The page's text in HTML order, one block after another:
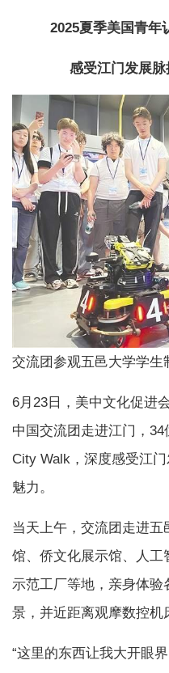
2025夏季美国青年
感受江门发展
交流团参观五邑大学学生
6月23日，美中文化促进
中国交流团走进江门，
City Walk，深度感受江
魅力。
当天上午，交流团走进
馆、侨文化展示馆、人
示范工厂等地，亲身体验
景，并近距离观摩数控机
“这里的东西让我大开眼